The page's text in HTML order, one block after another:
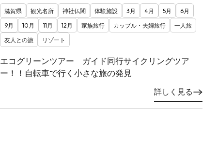
滋賀県 観光名所 神社仏閣 体験施設 3月 4月 5月
6月
9月
10月 11月 12月 家族旅行 カップル・夫婦旅行
一人旅
友人との旅
リゾート
エコグリーンツアー ガイド同行サイクリングツア
ー！！自転車で行く小さな旅の発見
詳しく見る